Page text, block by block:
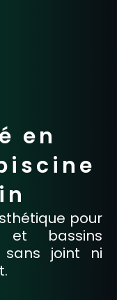
en
pour
et bassins
sans joint ni
.